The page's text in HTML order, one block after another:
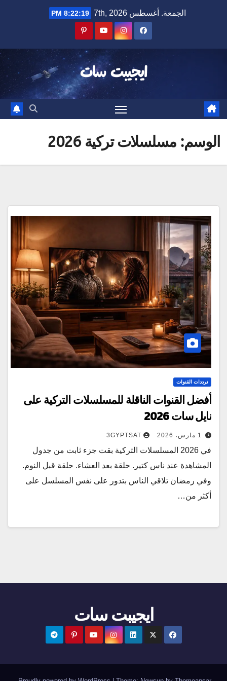
الجمعة. أغسطس 7th, 2026 8:22:19 PM
ايجيبت سات
الوسم:مسلسلات تركية 2026
ترددات القنوات
أفضل القنوات الناقلة للمسلسلات التركية على
نايل سات 2026
1 مارس، 2026 3GYPTSAT
في 2026 المسلسلات التركية بقت جزء ثابت من جدول
المشاهدة عند ناس كتير. حلقة بعد العشاء. حلقة قبل النوم.
وفي رمضان تلاقي الناس بتدور على نفس المسلسل على
أكثر من…
ايجيبت سات